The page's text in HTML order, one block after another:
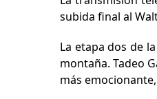
subida final al
La etapa dos de
montaña. Tadeo
más